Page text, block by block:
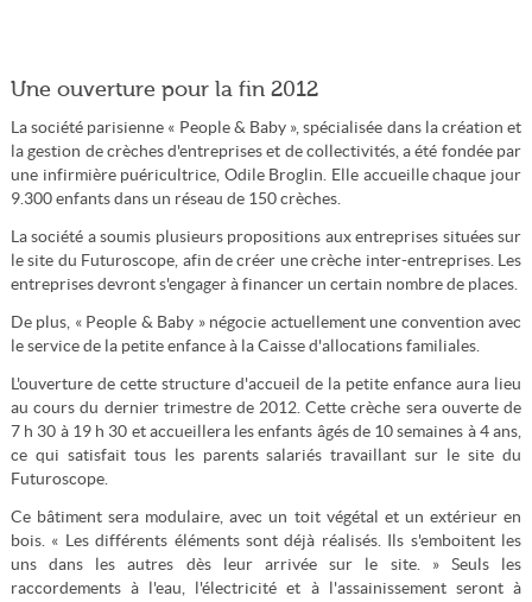
Une ouverture pour la fin 2012
La société parisienne « People & Baby », spécialisée dans la création et
la gestion de crèches d'entreprises et de collectivités, a été fondée par
une infirmière puéricultrice, Odile Broglin. Elle accueille chaque jour
9.300 enfants dans un réseau de 150 crèches.
La société a soumis plusieurs propositions aux entreprises situées sur
le site du Futuroscope, afin de créer une crèche inter-entreprises. Les
entreprises devront s'engager à financer un certain nombre de places.
De plus, « People & Baby » négocie actuellement une convention avec
le service de la petite enfance à la Caisse d'allocations familiales.
L'ouverture de cette structure d'accueil de la petite enfance aura lieu
au cours du dernier trimestre de 2012. Cette crèche sera ouverte de
7 h 30 à 19 h 30 et accueillera les enfants âgés de 10 semaines à 4 ans,
ce qui satisfait tous les parents salariés travaillant sur le site du
Futuroscope.
Ce bâtiment sera modulaire, avec un toit végétal et un extérieur en
bois. « Les différents éléments sont déjà réalisés. Ils s'emboitent les
uns dans les autres dès leur arrivée sur le site. » Seuls les
raccordements à l'eau, l'électricité et à l'assainissement seront à